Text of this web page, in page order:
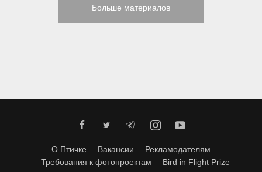
Больше материалов
О Птичке Вакансии
Рекламодателям
Требования к фотопроектам
Bird in Flight Prize